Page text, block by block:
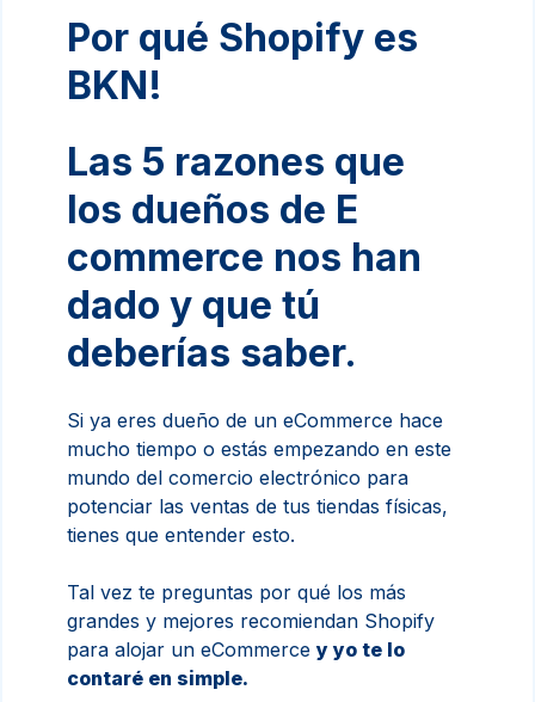
Por qué Shopify es
BKN!
Las 5 razones que
los dueños de E
commerce nos han
dado y que tú
deberías saber.
Si ya eres dueño de un eCommerce hace
mucho tiempo o estás empezando en este
mundo del comercio electrónico para
potenciar las ventas de tus tiendas físicas,
tienes que entender esto.
Tal vez te preguntas por qué los más
grandes y mejores recomiendan Shopify
para alojar un eCommerce y yo te lo
contaré en simple.